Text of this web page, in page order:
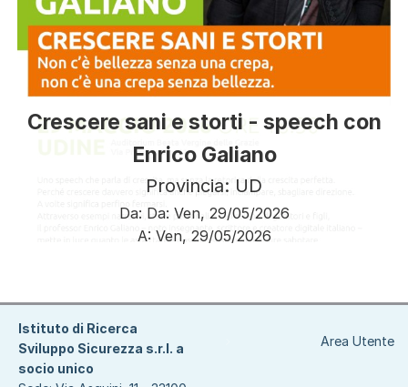
Crescere sani e storti - speech con
Enrico Galiano
Provincia: UD
Da: Da: Ven, 29/05/2026
A: Ven, 29/05/2026
Area Utente
Istituto di Ricerca
Sviluppo Sicurezza s.r.l. a
socio unico